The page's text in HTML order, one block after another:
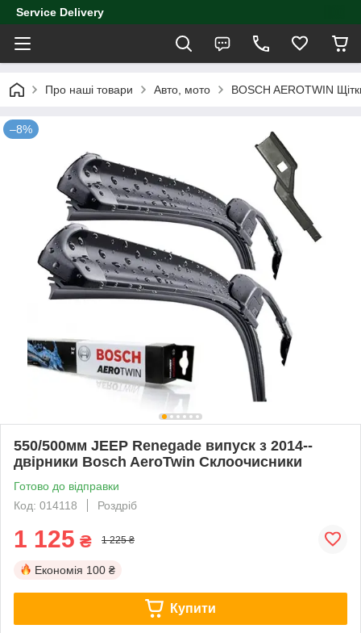
Service Delivery
Про наші товари Авто, мото BOSCH AEROTWIN
–8%
550/500мм JEEP Renegade випуск з 2014--
двірники Bosch AeroTwin Склоочисники
Готово до відправки
Код: 014118
Роздріб
1 125 ₴ 1 225 ₴
Економія 100 ₴
Купити